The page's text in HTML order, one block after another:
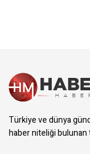
Türkiye ve dünya
haber niteliği bulunan